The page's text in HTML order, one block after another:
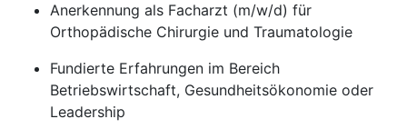
Anerkennung als Facharzt (m/w/d) für
Orthopädische Chirurgie und Traumatologie
Fundierte Erfahrungen im Bereich
Betriebswirtschaft, Gesundheitsökonomie oder
Leadership